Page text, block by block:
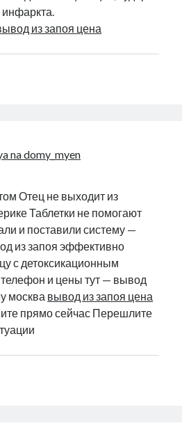
инфаркта.
из запоя цена
na domy_myen
Отец не выходит из
Таблетки не помогают
и поставили систему —
из запоя эффективно
с детоксикационным
и цены тут — вывод
москва вывод из запоя цена
прямо сейчас Перешлите